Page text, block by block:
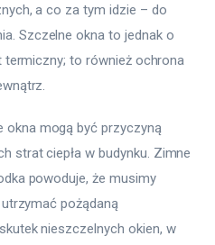
a co za tym idzie – do
Szczelne okna to jednak o
to również ochrona
okna mogą być przyczyną
strat ciepła w budynku. Zimne
powoduje, że musimy
pożądaną
nieszczelnych okien, w